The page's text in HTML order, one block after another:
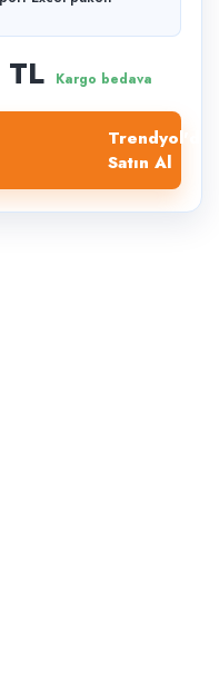
Kargo bedava
Trendyol'dan
Satın Al